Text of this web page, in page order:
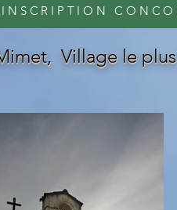
INSCRIPTION
Village le